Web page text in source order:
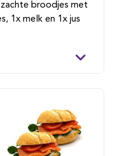
zachte broodjes met
1x melk en 1x jus